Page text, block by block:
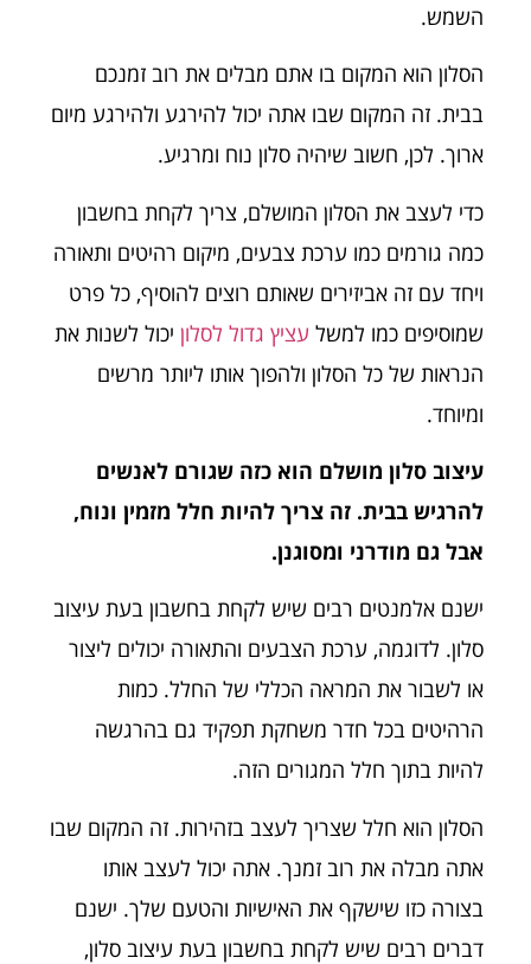
השמש.
הסלון הוא המקום בו אתם מבלים את רוב זמנכם
בבית. זה המקום שבו אתה יכול להירגע ולהירגע מיום
ארוך. לכן, חשוב שיהיה סלון נוח ומרגיע.
כדי לעצב את הסלון המושלם, צריך לקחת בחשבון
כמה גורמים כמו ערכת צבעים, מיקום רהיטים ותאורה
ויחד עם זה אביזירים שאותם רוצים להוסיף, כל פרט
שמוסיפים כמו למשל עציץ גדול לסלון יכול לשנות את
הנראות של כל הסלון ולהפוך אותו ליותר מרשים
ומיוחד.
עיצוב סלון מושלם הוא כזה שגורם לאנשים
להרגיש בבית. זה צריך להיות חלל מזמין ונוח,
אבל גם מודרני ומסוגנן.
ישנם אלמנטים רבים שיש לקחת בחשבון בעת עיצוב
סלון. לדוגמה, ערכת הצבעים והתאורה יכולים ליצור
או לשבור את המראה הכללי של החלל. כמות
הרהיטים בכל חדר משחקת תפקיד גם בהרגשה
להיות בתוך חלל המגורים הזה.
הסלון הוא חלל שצריך לעצב בזהירות. זה המקום שבו
אתה מבלה את רוב זמנך. אתה יכול לעצב אותו
בצורה כזו שישקף את האישיות והטעם שלך. ישנם
דברים רבים שיש לקחת בחשבון בעת עיצוב סלון,